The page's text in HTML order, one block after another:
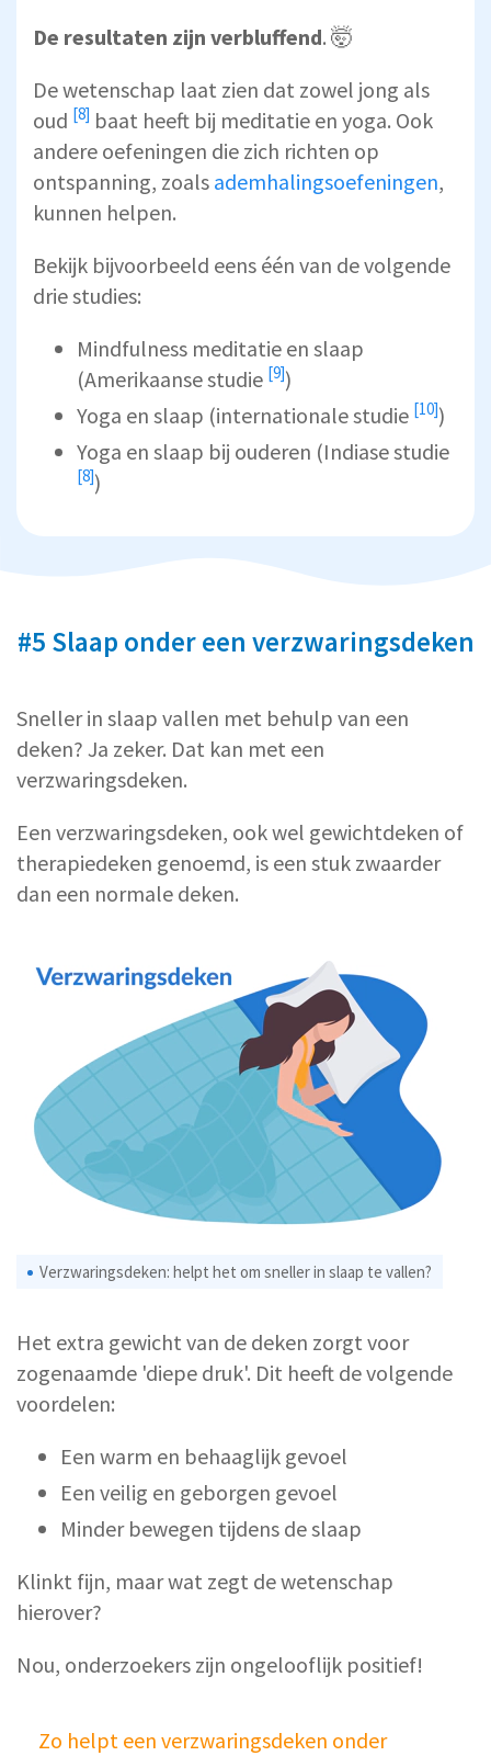
De resultaten zijn verbluffend. 🤯
De wetenschap laat zien dat zowel jong als
oud [8] baat heeft bij meditatie en yoga. Ook
andere oefeningen die zich richten op
ontspanning, zoals ademhalingsoefeningen,
kunnen helpen.
Bekijk bijvoorbeeld eens één van de volgende
drie studies:
Mindfulness meditatie en slaap
(Amerikaanse studie [9])
Yoga en slaap (internationale studie [10])
Yoga en slaap bij ouderen (Indiase studie
[8])
#5 Slaap onder een verzwaringsdeken
Sneller in slaap vallen met behulp van een
deken? Ja zeker. Dat kan met een
verzwaringsdeken.
Een verzwaringsdeken, ook wel gewichtdeken of
therapiedeken genoemd, is een stuk zwaarder
dan een normale deken.
Verzwaringsdeken: helpt het om sneller in slaap te vallen?
Het extra gewicht van de deken zorgt voor
zogenaamde 'diepe druk'. Dit heeft de volgende
voordelen:
Een warm en behaaglijk gevoel
Een veilig en geborgen gevoel
Minder bewegen tijdens de slaap
Klinkt fijn, maar wat zegt de wetenschap
hierover?
Nou, onderzoekers zijn ongelooflijk positief!
Zo helpt een verzwaringsdeken onder